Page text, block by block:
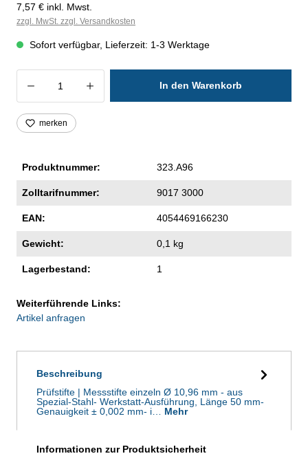
7,57 € inkl. Mwst.
zzgl. MwSt. zzgl. Versandkosten
Sofort verfügbar, Lieferzeit: 1-3 Werktage
Produkt Anzahl: Gib den gewünschten
In den Warenkorb
merken
Produktnummer: 323.A96
Zolltarifnummer: 9017 3000
EAN: 4054469166230
Gewicht: 0,1 kg
Lagerbestand: 1
Weiterführende Links:
Artikel anfragen
Beschreibung
Prüfstifte | Messstifte einzeln Ø 10,96 mm - aus
Spezial-Stahl- Werkstatt-Ausführung, Länge 50 mm-
Genauigkeit ± 0,002 mm- i… Mehr
Informationen zur Produktsicherheit